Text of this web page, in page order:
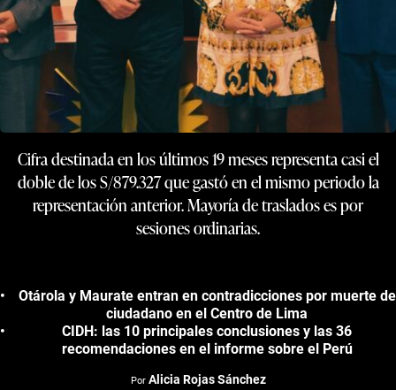
Cifra destinada en los últimos 19 meses representa casi el
doble de los S/879.327 que gastó en el mismo periodo la
representación anterior. Mayoría de traslados es por
sesiones ordinarias.
Otárola y Maurate entran en contradicciones por muerte de
ciudadano en el Centro de Lima
CIDH: las 10 principales conclusiones y las 36
recomendaciones en el informe sobre el Perú
Por Alicia Rojas Sánchez